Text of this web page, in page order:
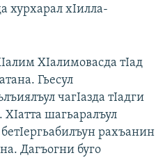
хурхарал хIилла-
ХIалимовасда тIад
Гьесул
чагIазда тIадги
ХIатта шагьаралъул
рахъанин
Дагъогни буго